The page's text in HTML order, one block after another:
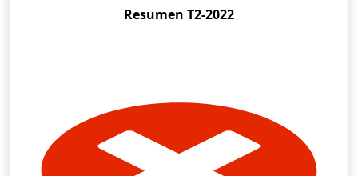
Resumen T2-2022